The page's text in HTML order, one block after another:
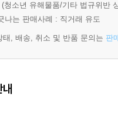
청소년 유해물품/기타 법규위반
나는 판매사례 : 직거래 유도
태, 배송, 취소 및 반품 문의는 판